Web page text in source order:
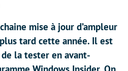
mise à jour d’ampleur
tard cette année. Il est
la tester en avant-